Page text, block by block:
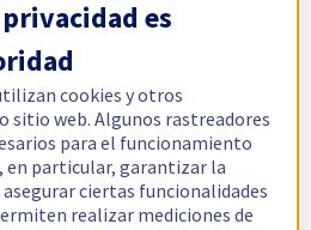
es
cookies y otros
sitio web. Algunos rastreadores
para el funcionamiento
particular, garantizar la
ciertas funcionalidades
realizar mediciones de